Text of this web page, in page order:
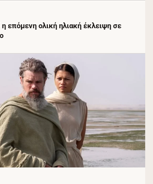
επόμενη ολική ηλιακή έκλειψη σε